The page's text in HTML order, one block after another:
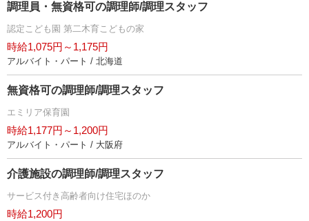
調理員・無資格可の調理師/調理スタッフ
認定こども園 第二木育こどもの家
時給1,075円～1,175円
アルバイト・パート / 北海道
無資格可の調理師/調理スタッフ
エミリア保育園
時給1,177円～1,200円
アルバイト・パート / 大阪府
介護施設の調理師/調理スタッフ
サービス付き高齢者向け住宅ほのか
時給1,200円